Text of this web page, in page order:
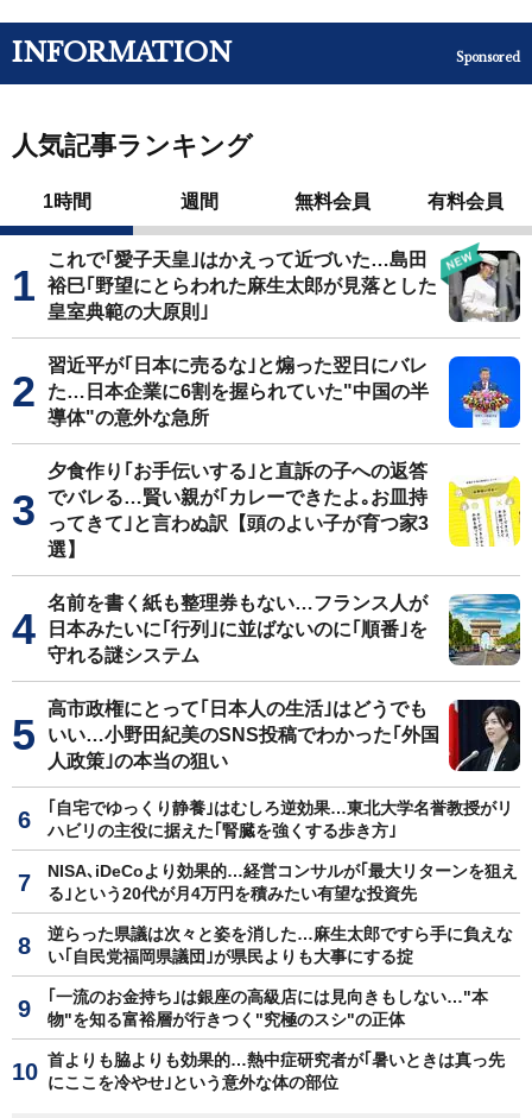
INFORMATION Sponsored
人気記事ランキング
1時間 週間 無料会員 有料会員
これで｢愛子天皇｣はかえって近づいた…島田
裕巳｢野望にとらわれた麻生太郎が見落とした
皇室典範の大原則｣
習近平が｢日本に売るな｣と煽った翌日にバレ
た…日本企業に6割を握られていた"中国の半
導体"の意外な急所
夕食作り｢お手伝いする｣と直訴の子への返答
でバレる…賢い親が｢カレーできたよ｡お皿持
ってきて｣と言わぬ訳【頭のよい子が育つ家3
選】
名前を書く紙も整理券もない…フランス人が
日本みたいに｢行列｣に並ばないのに｢順番｣を
守れる謎システム
高市政権にとって｢日本人の生活｣はどうでも
いい…小野田紀美のSNS投稿でわかった｢外国
人政策｣の本当の狙い
｢自宅でゆっくり静養｣はむしろ逆効果…東北大学名誉教授がリ
ハビリの主役に据えた｢腎臓を強くする歩き方｣
NISA､iDeCoより効果的…経営コンサルが｢最大リターンを狙え
る｣という20代が月4万円を積みたい有望な投資先
逆らった県議は次々と姿を消した…麻生太郎ですら手に負えな
い｢自民党福岡県議団｣が県民よりも大事にする掟
｢一流のお金持ち｣は銀座の高級店には見向きもしない…"本
物"を知る富裕層が行きつく"究極のスシ"の正体
首よりも脇よりも効果的…熱中症研究者が｢暑いときは真っ先
にここを冷やせ｣という意外な体の部位